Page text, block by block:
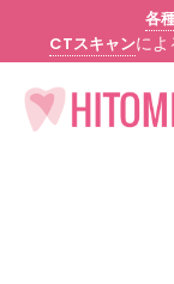
各
CTスキャンによ